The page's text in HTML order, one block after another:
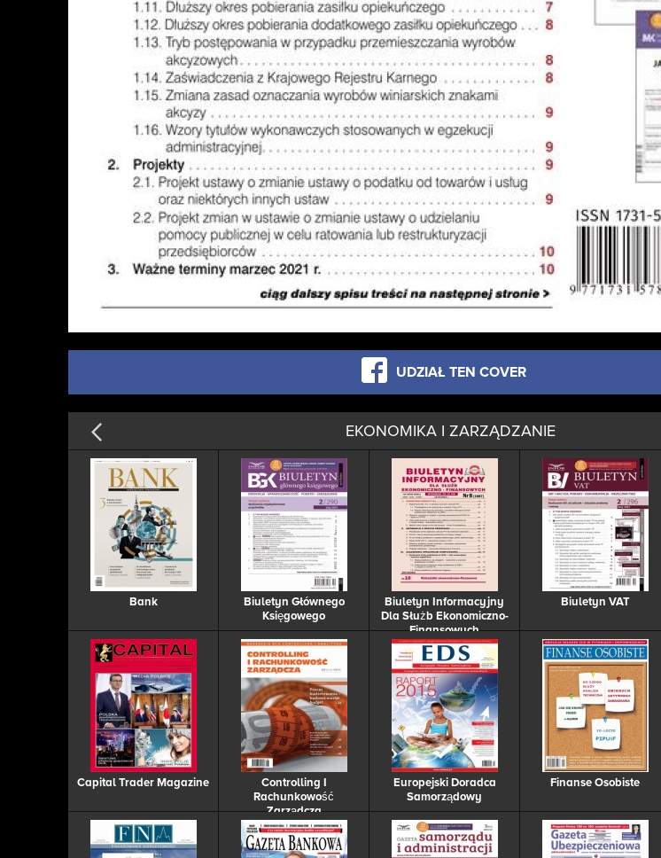
UDZIAŁ TEN COVER
EKONOMIKA I ZARZĄDZANIE
Bank
Biuletyn Głównego
Księgowego
Biuletyn Informacyjny
Dla Służb Ekonomiczno-
Finansowych
Biuletyn VAT
Capital Trader Magazine
Controlling I
Rachunkowość
Zarządcza
Europejski Doradca
Samorządowy
Finanse Osobiste